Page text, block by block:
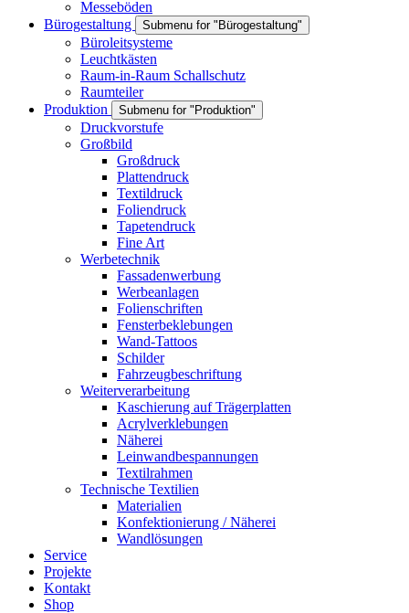
Messeböden
Bürogestaltung
Submenu for "Bürogestaltung"
Büroleitsysteme
Leuchtkästen
Raum-in-Raum Schallschutz
Raumteiler
Produktion
Submenu for "Produktion"
Druckvorstufe
Großbild
Großdruck
Plattendruck
Textildruck
Foliendruck
Tapetendruck
Fine Art
Werbetechnik
Fassadenwerbung
Werbeanlagen
Folienschriften
Fensterbeklebungen
Wand-Tattoos
Schilder
Fahrzeugbeschriftung
Weiterverarbeitung
Kaschierung auf Trägerplatten
Acrylverklebungen
Näherei
Leinwandbespannungen
Textilrahmen
Technische Textilien
Materialien
Konfektionierung / Näherei
Wandlösungen
Service
Projekte
Kontakt
Shop